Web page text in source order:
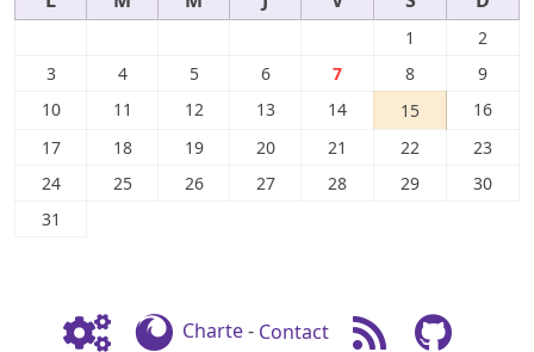
1
2
3
4 5 6 7 8
9
10
11 12 13 14 15
16
17
18 19 20 21 22
23
24
25 26 27 28 29
30
31
Charte- Contact